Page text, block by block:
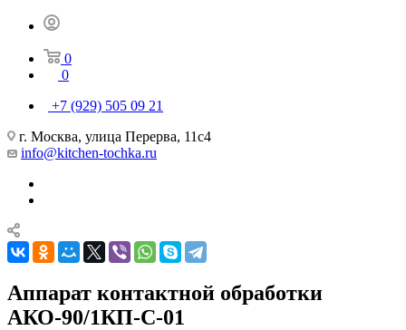
0
0
+7 (929) 505 09 21
г. Москва, улица Перерва, 11с4
info@kitchen-tochka.ru
Аппарат контактной обработки
АКО-90/1КП-С-01